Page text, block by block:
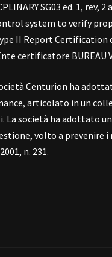
SG03 ed. 1, rev, 2
system to verify
II Report
certificatore BUREAU
Centurion ha
articolato in un
La società ha adottato
volto a prevenire
n. 231.